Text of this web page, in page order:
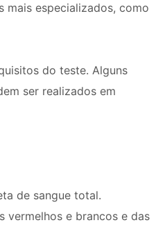
mais especializados, como
do teste. Alguns
ser realizados em
de sangue total.
vermelhos e brancos e das